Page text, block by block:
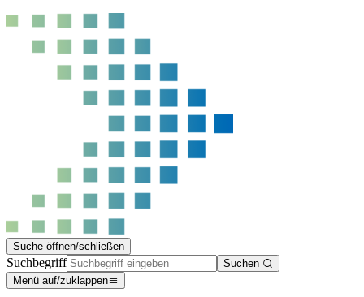
Suche öffnen/schließen
Suchbegriff
Suchen
Menü auf/zuklappen